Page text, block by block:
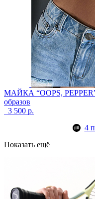
МАЙКА “OOPS,
образов
3 500 р.
4
Показать ещё